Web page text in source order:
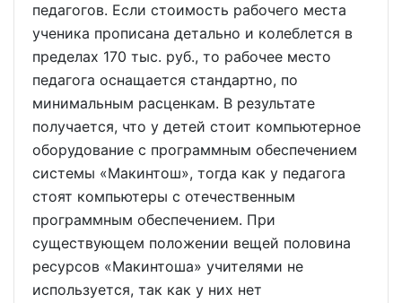
педагогов. Если стоимость рабочего места
ученика прописана детально и колеблется в
пределах 170 тыс. руб., то рабочее место
педагога оснащается стандартно, по
минимальным расценкам. В результате
получается, что у детей стоит компьютерное
оборудование с программным обеспечением
системы «Макинтош», тогда как у педагога
стоят компьютеры с отечественным
программным обеспечением. При
существующем положении вещей половина
ресурсов «Макинтоша» учителями не
используется, так как у них нет